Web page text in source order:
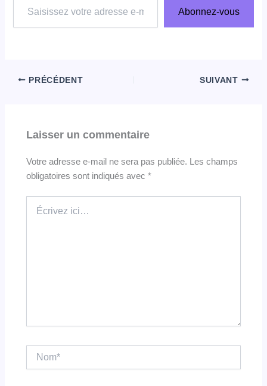
votre
adresse
Abonnez-vous
PRÉCÉDENT SUIVANT
Laisser un commentaire
Votre adresse e-mail ne sera pas publiée. Les champs
obligatoires sont indiqués avec*
ici…
Nom*